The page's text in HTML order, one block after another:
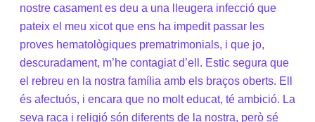
nostre casament es deu a una lleugera infecció que
pateix el meu xicot que ens ha impedit passar les
proves hematològiques prematrimonials, i que jo,
descuradament, m’he contagiat d’ell. Estic segura que
el rebreu en la nostra família amb els braços oberts. Ell
és afectuós, i encara que no molt educat, té ambició. La
seva raça i religió són diferents de la nostra, però sé